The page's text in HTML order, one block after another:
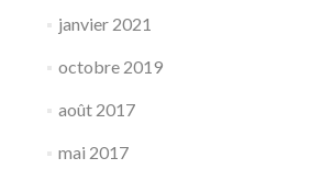
janvier 2021
octobre 2019
août 2017
mai 2017